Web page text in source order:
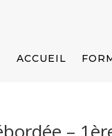
ACCUEIL